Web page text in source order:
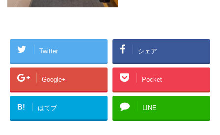
Twitter シェア
Google+ Pocket
B! はてブ LINE